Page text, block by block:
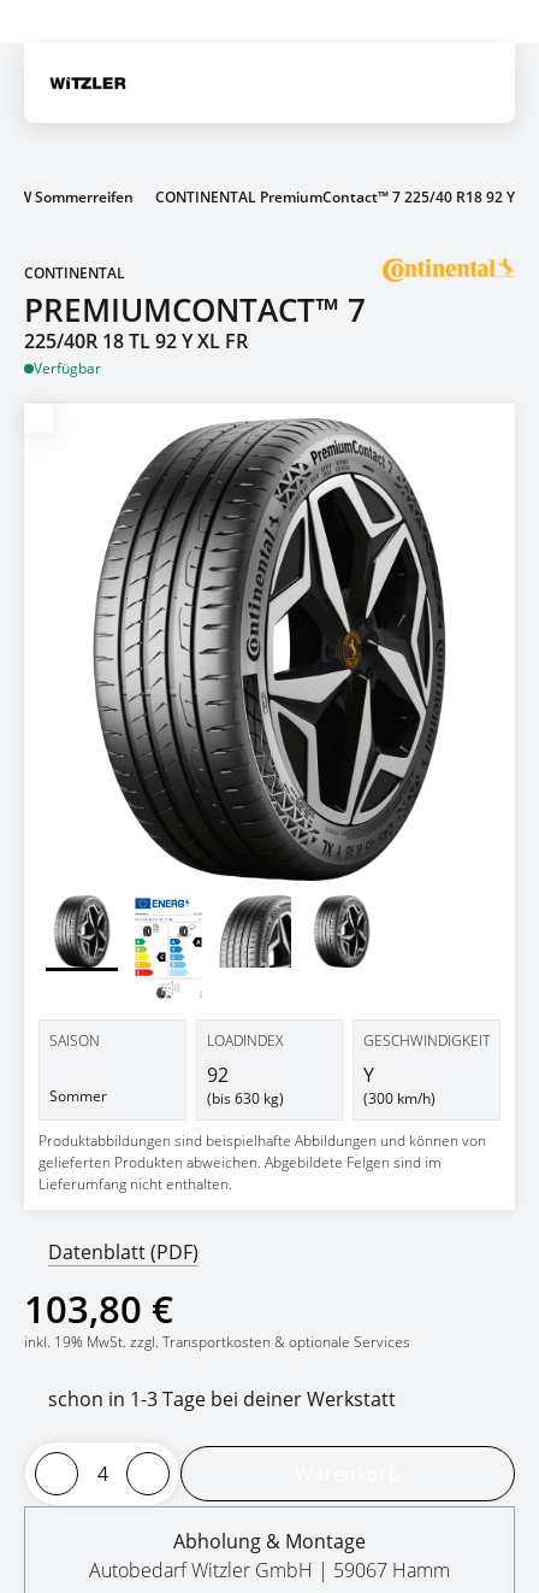
PKW Sommerreifen CONTINENTAL PremiumContact™ 7 225/40 R18 92 Y
CONTINENTAL
PREMIUMCONTACT™ 7
225/40R 18 TL 92 Y XL FR
Verfügbar
SAISON
Sommer
LOADINDEX
92
(bis 630 kg)
GESCHWINDIGKEIT
Y
(300 km/h)
Produktabbildungen sind beispielhafte Abbildungen und können von
gelieferten Produkten abweichen. Abgebildete Felgen sind im
Lieferumfang nicht enthalten.
Datenblatt (PDF)
103,80 €
inkl. 19% MwSt. zzgl. Transportkosten & optionale Services
schon in 1-3 Tage bei deiner Werkstatt
Abholung & Montage
Autobedarf Witzler GmbH | 59067 Hamm